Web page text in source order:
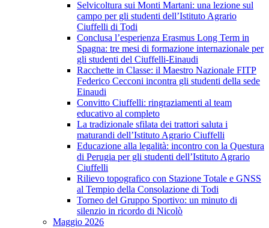
Selvicoltura sui Monti Martani: una lezione sul
campo per gli studenti dell’Istituto Agrario
Ciuffelli di Todi
Conclusa l’esperienza Erasmus Long Term in
Spagna: tre mesi di formazione internazionale per
gli studenti del Ciuffelli-Einaudi
Racchette in Classe: il Maestro Nazionale FITP
Federico Cecconi incontra gli studenti della sede
Einaudi
Convitto Ciuffelli: ringraziamenti al team
educativo al completo
La tradizionale sfilata dei trattori saluta i
maturandi dell’Istituto Agrario Ciuffelli
Educazione alla legalità: incontro con la Questura
di Perugia per gli studenti dell’Istituto Agrario
Ciuffelli
Rilievo topografico con Stazione Totale e GNSS
al Tempio della Consolazione di Todi
Torneo del Gruppo Sportivo: un minuto di
silenzio in ricordo di Nicolò
Maggio 2026